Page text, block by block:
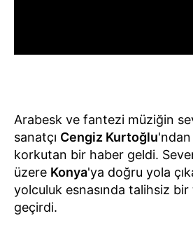
Arabesk ve fantezi müziğin
sanatçı Cengiz Kurtoğlu'ndan
korkutan bir haber geldi.
üzere Konya'ya doğru yola
yolculuk esnasında talihsiz bir
geçirdi.